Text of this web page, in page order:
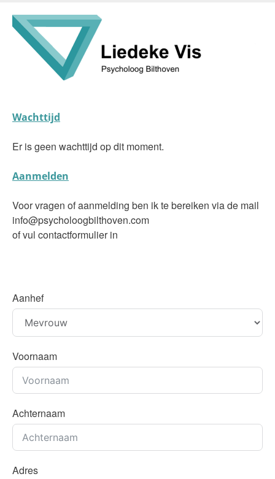
main
content
Wachttijd
Er is geen wachttijd op dit moment.
Aanmelden
Voor vragen of aanmelding ben ik te bereiken via de mail
info@psycholoogbilthoven.com
of vul contactformulier in
Aanhef
Voornaam
Achternaam
Adres